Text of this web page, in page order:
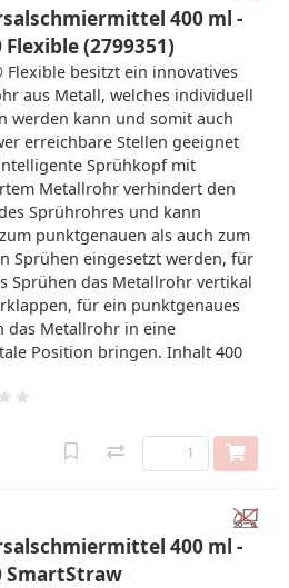
400 ml -
Flexible (2799351)
Flexible besitzt ein innovatives
aus Metall, welches individuell
werden kann und somit auch
erreichbare Stellen geeignet
Sprühkopf mit
Metallrohr verhindert den
Sprührohres und kann
punktgenauen als auch zum
Sprühen eingesetzt werden, für
Sprühen das Metallrohr vertikal
für ein punktgenaues
das Metallrohr in eine
Position bringen. Inhalt 400
400 ml -
SmartStraw